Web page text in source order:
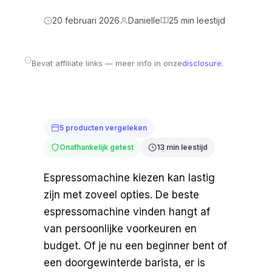
20 februari 2026 Danielle 25 min leestijd
Bevat affiliate links — meer info in onzedisclosure.
5 producten vergeleken
Onafhankelijk getest 13 min leestijd
Espressomachine kiezen kan lastig
zijn met zoveel opties. De beste
espressomachine vinden hangt af
van persoonlijke voorkeuren en
budget. Of je nu een beginner bent of
een doorgewinterde barista, er is